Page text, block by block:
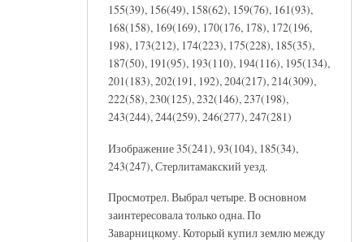
155(39), 156(49), 158(62), 159(76), 161(93),
168(158), 169(169), 170(176, 178), 172(196,
198), 173(212), 174(223), 175(228), 185(35),
187(50), 191(95), 193(110), 194(116), 195(134),
201(183), 202(191, 192), 204(217), 214(309),
222(58), 230(125), 232(146), 237(198),
243(244), 244(259), 246(277), 247(281)
Изображение 35(241), 93(104), 185(34),
243(247), Стерлитамакский уезд.
Просмотрел. Выбрал четыре. В основном
заинтересовала только одна. По
Заварницкому. Который купил землю между